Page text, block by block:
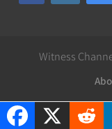
Witness